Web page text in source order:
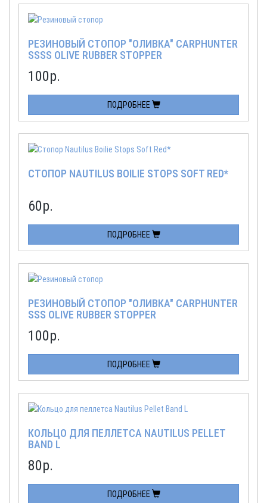
РЕЗИНОВЫЙ СТОПОР "ОЛИВКА" CARPHUNTER
SSSS OLIVE RUBBER STOPPER
100р.
ПОДРОБНЕЕ
СТОПОР NAUTILUS BOILIE STOPS SOFT RED*
60р.
ПОДРОБНЕЕ
РЕЗИНОВЫЙ СТОПОР "ОЛИВКА" CARPHUNTER
SSS OLIVE RUBBER STOPPER
100р.
ПОДРОБНЕЕ
КОЛЬЦО ДЛЯ ПЕЛЛЕТСА NAUTILUS PELLET
BAND L
80р.
ПОДРОБНЕЕ